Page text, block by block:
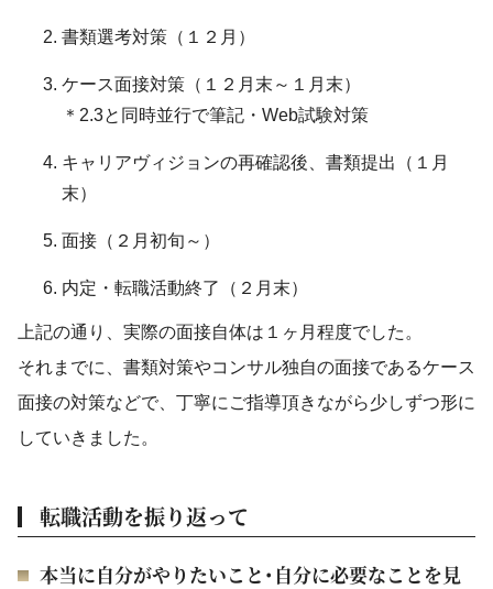
書類選考対策（１２月）
ケース面接対策（１２月末～１月末）
＊2.3と同時並行で筆記・Web試験対策
キャリアヴィジョンの再確認後、書類提出（１月
末）
面接（２月初旬～）
内定・転職活動終了（２月末）
上記の通り、実際の面接自体は１ヶ月程度でした。
それまでに、書類対策やコンサル独自の面接であるケース
面接の対策などで、丁寧にご指導頂きながら少しずつ形に
していきました。
転職活動を振り返って
本当に自分がやりたいこと･自分に必要なことを見